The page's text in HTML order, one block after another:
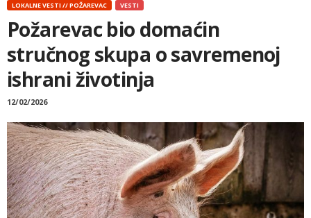
LOKALNE VESTI // POŽAREVAC VESTI
Požarevac bio domaćin
stručnog skupa o savremenoj
ishrani životinja
12/02/2026